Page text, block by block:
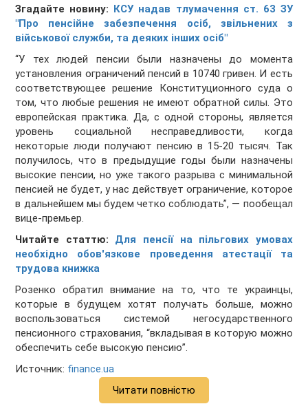
Згадайте новину: КСУ надав тлумачення ст. 63 ЗУ
"Про пенсійне забезпечення осіб, звільнених з
військової служби, та деяких інших осіб"
“У тех людей пенсии были назначены до момента
установления ограничений пенсий в 10740 гривен. И есть
соответствующее решение Конституционного суда о
том, что любые решения не имеют обратной силы. Это
европейская практика. Да, с одной стороны, является
уровень социальной несправедливости, когда
некоторые люди получают пенсию в 15-20 тысяч. Так
получилось, что в предыдущие годы были назначены
высокие пенсии, но уже такого разрыва с минимальной
пенсией не будет, у нас действует ограничение, которое
в дальнейшем мы будем четко соблюдать”, — пообещал
вице-премьер.
Читайте статтю: Для пенсії на пільгових умовах
необхідно обов'язкове проведення атестації та
трудова книжка
Розенко обратил внимание на то, что те украинцы,
которые в будущем хотят получать больше, можно
воспользоваться системой негосударственного
пенсионного страхования, “вкладывая в которую можно
обеспечить себе высокую пенсию”.
Источник: finance.ua
Читати повністю